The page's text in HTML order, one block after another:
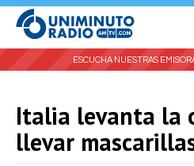
ESCUCHA NUESTRAS
Italia levanta la
llevar